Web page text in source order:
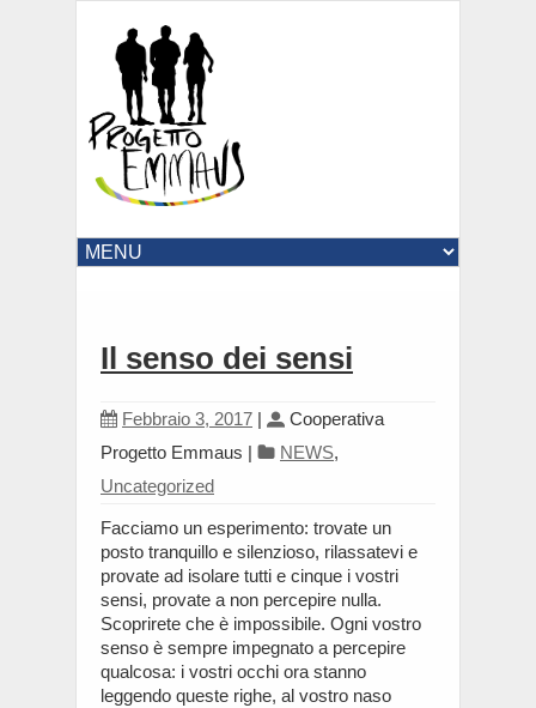
Il senso dei sensi
Febbraio 3, 2017 |
Cooperativa
Progetto Emmaus | NEWS,
Uncategorized
Facciamo un esperimento: trovate un
posto tranquillo e silenzioso, rilassatevi e
provate ad isolare tutti e cinque i vostri
sensi, provate a non percepire nulla.
Scoprirete che è impossibile. Ogni vostro
senso è sempre impegnato a percepire
qualcosa: i vostri occhi ora stanno
leggendo queste righe, al vostro naso